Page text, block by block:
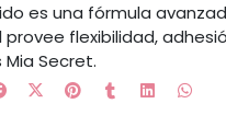
es una fórmula
provee flexibilidad,
Secret.